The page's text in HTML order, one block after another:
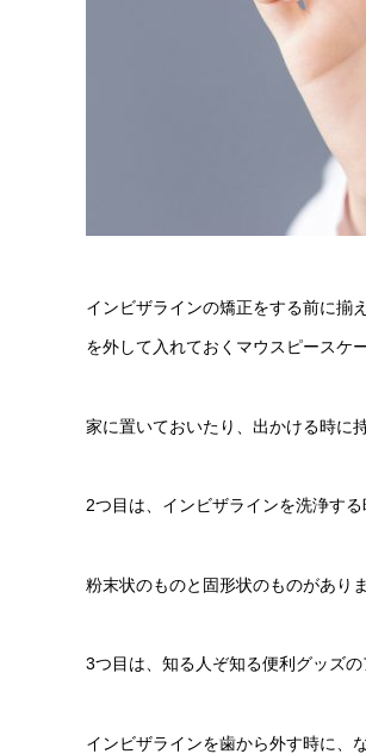
インビザラインの矯正をする前に揃
を外して入れておくマウスピースケ
家に置いておいたり、出かける時に
2つ目は、インビザラインを洗浄する
粉末状のものと固形状のものがあり
3つ目は、知る人ぞ知る便利グッズ
インビザラインを歯から外す時に、